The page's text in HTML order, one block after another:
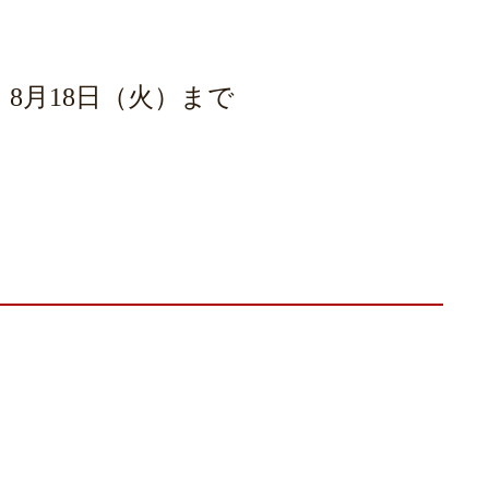
月18日（火）まで